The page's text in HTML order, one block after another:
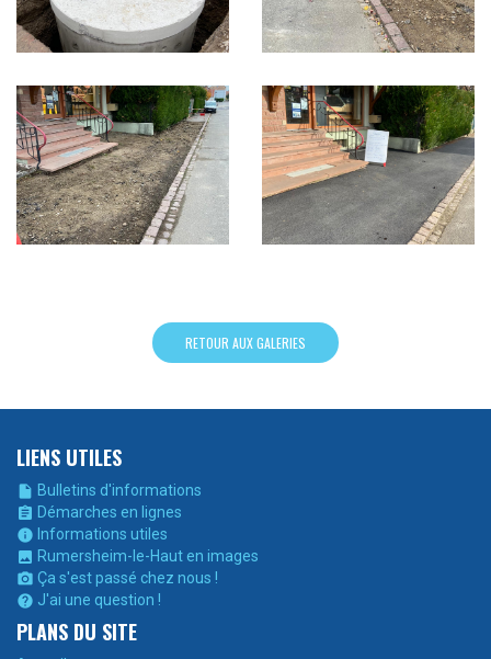
RETOUR AUX GALERIES
LIENS UTILES
 Bulletins d'informations
 Démarches en lignes
 Informations utiles
 Rumersheim-le-Haut en images
 Ça s'est passé chez nous !
 J'ai une question !
PLANS DU SITE